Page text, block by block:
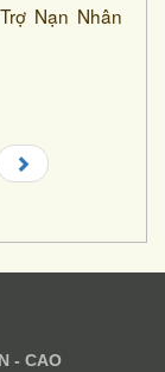
Nạn Nhân
- CAO